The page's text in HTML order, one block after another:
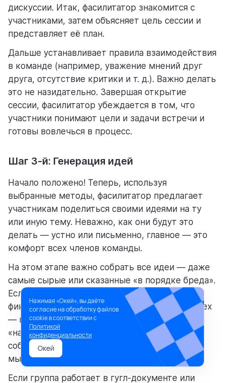
дискуссии. Итак, фасилитатор знакомится с
участниками, затем объясняет цель сессии и
представляет её план.
Дальше устанавливает правила взаимодействия
в команде (например, уважение мнений друг
друга, отсутствие критики и т. д.). Важно делать
это не назидательно. Завершая открытие
сессии, фасилитатор убеждается в том, что
участники понимают цели и задачи встречи и
готовы вовлечься в процесс.
Шаг 3-й: Генерация идей
Начало положено! Теперь, используя
выбранные методы, фасилитатор предлагает
участникам поделиться своими идеями на ту
или иную тему. Неважно, как они будут это
делать — устно или письменно, главное — это
комфорт всех членов команды.
На этом этапе важно собрать все идеи — даже
самые сырые или сказанные «в порядке бреда».
Если участники делятся устно, фасилитатор
фиксирует каждое предложение на виду у всех
— на флипчарте или доске. Если идеи
«накидывают» письменно, фасилитатор
собирает их в общий список, чтобы ни одна
мысль не потерялась.
Если группа работает в гугл-документе или
Нажимая «Окей», вы даёте
согласие на обработку файлов
cookie в соответствии с
Политикой
конфиденциальности
Окей